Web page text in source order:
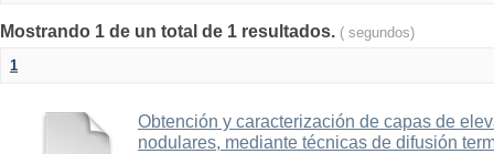
Mostrando 1 de un total de 1 resultados. ( segundos)
1
Obtención y caracterización de capas de
nodulares, mediante técnicas de difusión